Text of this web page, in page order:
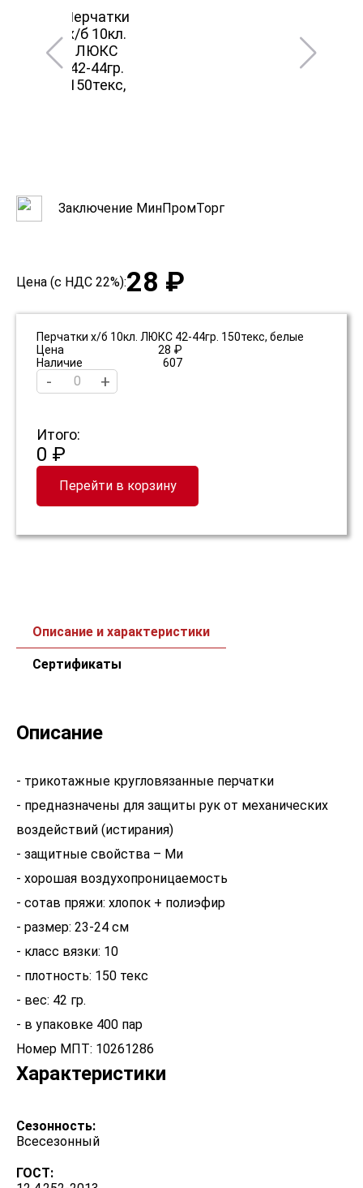
Заключение МинПромТорг
Цена (с НДС 22%):28 ₽
Перчатки х/б 10кл. ЛЮКС 42-44гр. 150текс, белые
Цена
28 ₽
Наличие
607
- +
Итого:
0 ₽
Перейти в корзину
Описание и характеристики
Сертификаты
Описание
- трикотажные кругловязанные перчатки
- предназначены для защиты рук от механических
воздействий (истирания)
- защитные свойства – Ми
- хорошая воздухопроницаемость
- сотав пряжи: хлопок + полиэфир
- размер: 23-24 см
- класс вязки: 10
- плотность: 150 текс
- вес: 42 гр.
- в упаковке 400 пар
Характеристики
Сезонность:
Всесезонный
ГОСТ: